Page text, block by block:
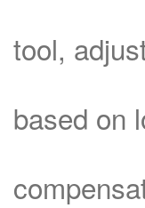
tool,
based on